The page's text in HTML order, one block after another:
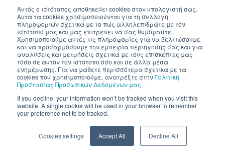
Αυτός ο ιστότοπος αποθηκεύει cookies στον υπολογιστή σας.
Αυτά τα cookies χρησιμοποιούνται για τη συλλογή
πληροφοριών σχετικά με το πώς αλληλεπιδράτε με τον
ιστότοπό μας και μας επιτρέπει να σας θυμόμαστε.
Χρησιμοποιούμε αυτές τις πληροφορίες για να βελτιώσουμε
και να προσαρμόσουμε την εμπειρία περιήγησής σας και για
αναλύσεις και μετρήσεις σχετικά με τους επισκέπτες μας
τόσο σε αυτόν τον ιστότοπο όσο και σε άλλα μέσα
ενημέρωσης. Για να μάθετε περισσότερα σχετικά με τα
cookies που χρησιμοποιούμε, ανατρέξτε στηνΠολιτική
Προστασίας Προσωπικών Δεδομένων μας.
If you decline, your information won’t be tracked when you visit this
website. A single cookie will be used in your browser to remember
your preference not to be tracked.
Cookies settings Accept All Decline All